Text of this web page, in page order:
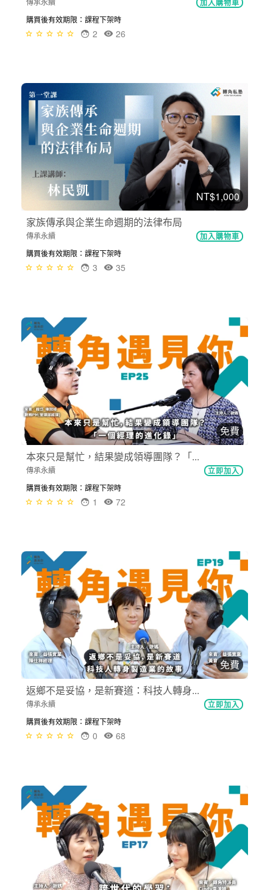
購買後有效期限：課程下架時
26
2
NT$1,000
家族傳承與企業生命週期的法律布局
傳承永續 加入購物車
購買後有效期限：課程下架時
35
3
免費
本來只是幫忙，結果變成領導團隊？「...
傳承永續 立即加入
購買後有效期限：課程下架時
72
1
免費
返鄉不是妥協，是新賽道：科技人轉身...
傳承永續 立即加入
購買後有效期限：課程下架時
68
0